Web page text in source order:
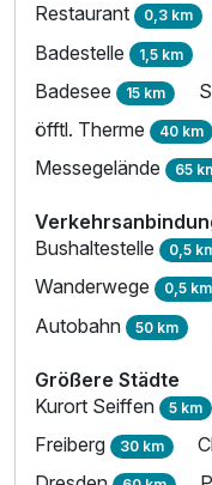
Restaurant 0,3 km
Badestelle 1,5 km
Badesee 15 km
öfftl. Therme 40 km
Messegelände 65
Bushaltestelle 0,5
Wanderwege 0,5 km
Autobahn 50 km
Größere Städte
Kurort Seiffen 5 km
Freiberg 30 km